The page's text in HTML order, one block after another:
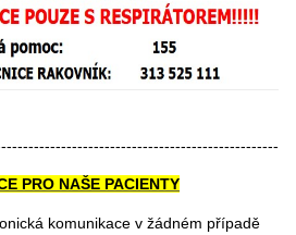
PRO NAŠE PACIENTY
komunikace v žádném případě